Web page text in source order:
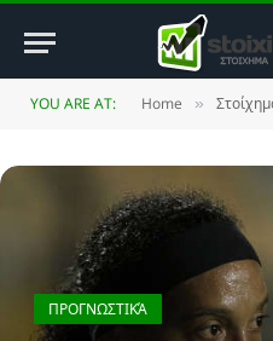
YOU ARE AT: Home »
ΠΡΟΓΝΩΣΤΙΚΆ